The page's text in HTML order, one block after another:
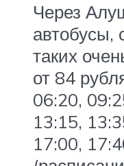
Через
автобусы,
таких
от 84
06:20,
13:15,
17:00,